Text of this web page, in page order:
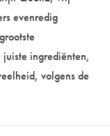
evenredig
ingrediënten,
volgens de